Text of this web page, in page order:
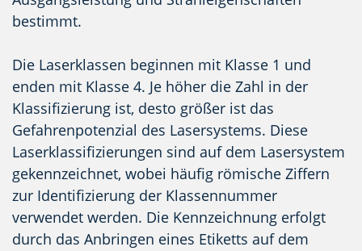
bestimmt.
Die Laserklassen beginnen mit Klasse 1 und
enden mit Klasse 4. Je höher die Zahl in der
Klassifizierung ist, desto größer ist das
Gefahrenpotenzial des Lasersystems. Diese
Laserklassifizierungen sind auf dem Lasersystem
gekennzeichnet, wobei häufig römische Ziffern
zur Identifizierung der Klassennummer
verwendet werden. Die Kennzeichnung erfolgt
durch das Anbringen eines Etiketts auf dem